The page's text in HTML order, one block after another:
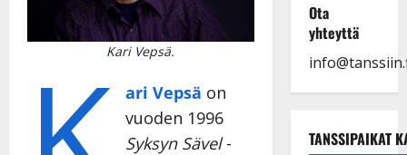
Kari Vepsä.
ari Vepsä on
vuoden 1996
Syksyn Sävel-
Ota
yhteyttä
TANSSIPAIKAT